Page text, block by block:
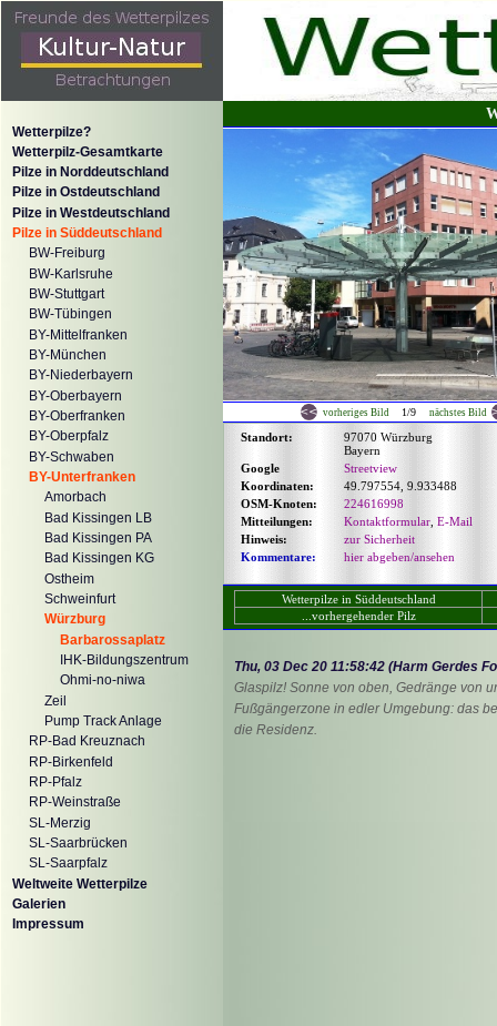
Wetterpilze?
Wetterpilz-Gesamtkarte
Pilze in Norddeutschland
Pilze in Ostdeutschland
Pilze in Westdeutschland
Pilze in Süddeutschland
BW-Freiburg
BW-Karlsruhe
BW-Stuttgart
BW-Tübingen
BY-Mittelfranken
BY-München
BY-Niederbayern
BY-Oberbayern
BY-Oberfranken
BY-Oberpfalz
BY-Schwaben
BY-Unterfranken
Amorbach
Bad Kissingen LB
Bad Kissingen PA
Bad Kissingen KG
Ostheim
Schweinfurt
Würzburg
Barbarossaplatz
IHK-Bildungszentrum
Ohmi-no-niwa
Zeil
Pump Track Anlage
RP-Bad Kreuznach
RP-Birkenfeld
RP-Pfalz
RP-Weinstraße
SL-Merzig
SL-Saarbrücken
SL-Saarpfalz
Weltweite Wetterpilze
Galerien
Impressum
vorheriges Bild 1/9 nächstes Bild
Standort:
97070 Würzburg
Bayern
Google
Streetview
Koordinaten:
49.797554, 9.933488
OSM-Knoten:
224616998
Mitteilungen:
Kontaktformular E-Mail
Hinweis:
zur Sicherheit
Kommentare:
hier abgeben/ansehen
Wetterpilze in Süddeutschland
...vorhergehender Pilz
Thu, 03 Dec 20 11:58:42 (Harm Gerdes
Glaspilz! Sonne von oben, Gedränge von
Fußgängerzone in edler Umgebung: das
die Residenz.